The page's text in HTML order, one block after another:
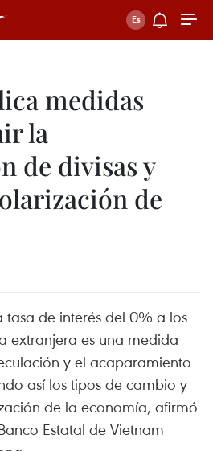
medidas
la
de divisas y
de
de interés del 0% a los
extranjera es una medida
y el acaparamiento
así los tipos de cambio y
de la economía, afirmó
Estatal de Vietnam